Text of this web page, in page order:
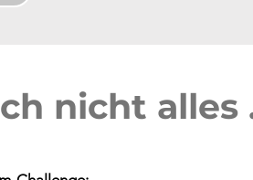
nicht alles